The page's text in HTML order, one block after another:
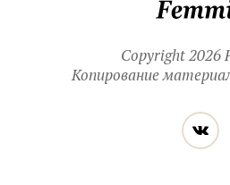
Copyright 2026
Копирование
нас
в